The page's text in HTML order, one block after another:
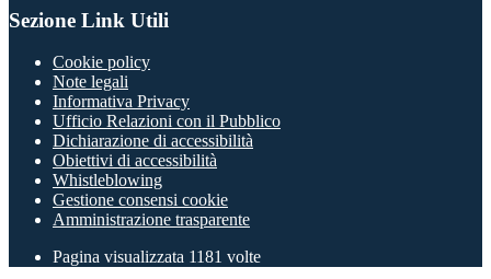
Sezione Link Utili
Cookie policy
Note legali
Informativa Privacy
Ufficio Relazioni con il Pubblico
Dichiarazione di accessibilità
Obiettivi di accessibilità
Whistleblowing
Gestione consensi cookie
Amministrazione trasparente
Pagina visualizzata 1181 volte